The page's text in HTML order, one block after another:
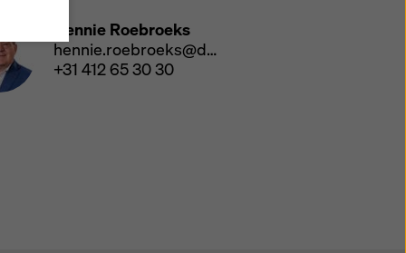
Hennie Roebroeks
hennie.roebroeks@doka.com
+31 412 65 30 30
en